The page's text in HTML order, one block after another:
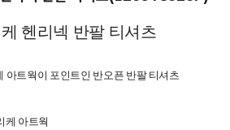
헨리넥 반팔 티셔츠
아트웍이 포인트인 반오픈 반팔 티셔츠
케 아트웍